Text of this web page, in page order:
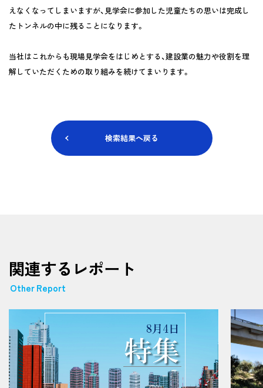
えなくなってしまいますが、見学会に参加した児童たちの思いは完成し
たトンネルの中に残ることになります。
当社はこれからも現場見学会をはじめとする、建設業の魅力や役割を理
解していただくための取り組みを続けてまいります。
検索結果へ戻る
関連するレポート
Other Report